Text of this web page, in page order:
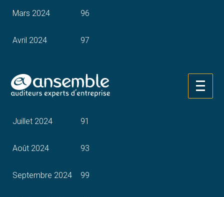
Aller
au
Mars 2024 96
Avril 2024 97
Juin 2024 96
Juillet 2024 91
Août 2024 93
Septembre 2024 99